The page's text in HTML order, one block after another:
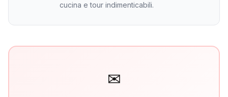
cucina e tour indimenticabili.
✉